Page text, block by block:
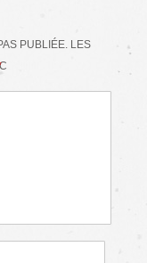
PUBLIÉE. LES